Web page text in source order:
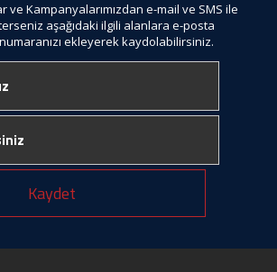
ve Kampanyalarımızdan e-mail ve SMS ile
aşağıdaki ilgili alanlara e-posta
ekleyerek kaydolabilirsiniz.
Kaydet